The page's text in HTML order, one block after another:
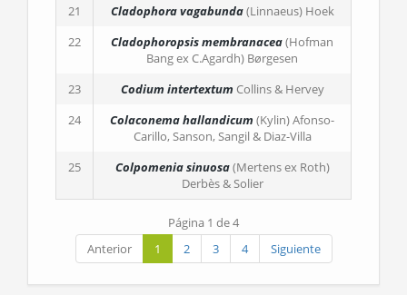
21
Cladophora vagabunda(Linnaeus) Hoek
22
Cladophoropsis membranacea(Hofman
Bang ex C.Agardh) Børgesen
23
Codium intertextum Collins & Hervey
24
Colaconema hallandicum (Kylin) Afonso-
Carillo, Sanson, Sangil & Diaz-Villa
25
Colpomenia sinuosa(Mertens ex Roth)
Derbès & Solier
Página 1 de 4
Anterior
1 2 3 4 Siguiente